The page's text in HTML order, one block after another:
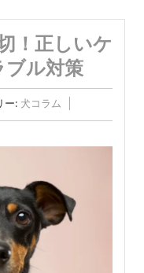
！正しいケ
ブル対策
ー: 犬コラム